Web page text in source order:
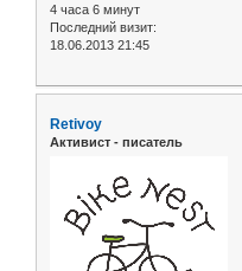
4 часа 6 минут
Последний визит:
18.06.2013 21:45
Retivoy
Активист - писатель